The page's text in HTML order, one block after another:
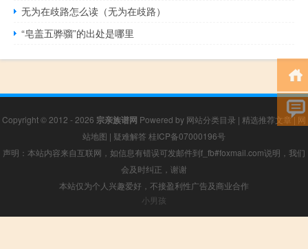
无为在歧路怎么读（无为在歧路）
“皂盖五骅骝”的出处是哪里
Copyright © 2012 - 2026 宗亲族谱网 Powered by 网站分类目录 | 精选推荐文章| 网
站地图 | 疑难解答 桂ICP备07000196号
声明：本站内容来自互联网，如信息有错误可发邮件到f_fb#foxmail.com说明，我们
会及时纠正，谢谢
本站仅为个人兴趣爱好，不接盈利性广告及商业合作
小男孩